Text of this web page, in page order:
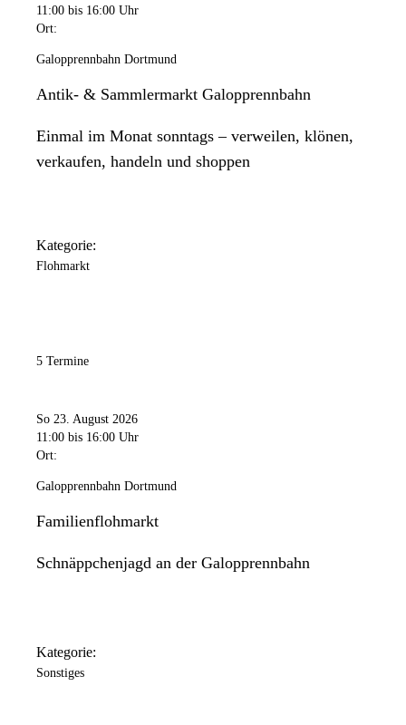
11:00 bis 16:00 Uhr
Ort:
Galopprennbahn Dortmund
Antik- & Sammlermarkt Galopprennbahn
Einmal im Monat sonntags – verweilen, klönen,
verkaufen, handeln und shoppen
Kategorie:
Flohmarkt
5 Termine
So 23. August 2026
11:00 bis 16:00 Uhr
Ort:
Galopprennbahn Dortmund
Familienflohmarkt
Schnäppchenjagd an der Galopprennbahn
Kategorie:
Sonstiges